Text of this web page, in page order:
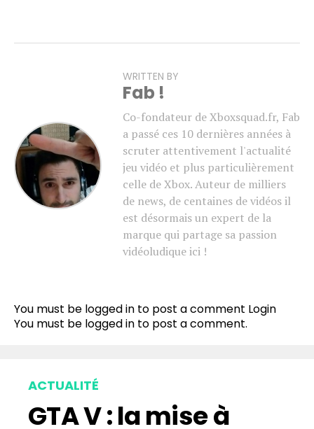
WRITTEN BY
Fab !
Co-fondateur de Xboxsquad.fr, Fab
a passé ces 10 dernières années à
scruter attentivement l'actualité
jeu vidéo et plus particulièrement
celle de Xbox. Auteur de milliers
de news, de centaines de vidéos il
est désormais un expert de la
marque qui partage sa passion
vidéoludique ici !
You must be logged in to post a comment Login
You must be logged in to post a comment.
ACTUALITÉ
GTA V : la mise à